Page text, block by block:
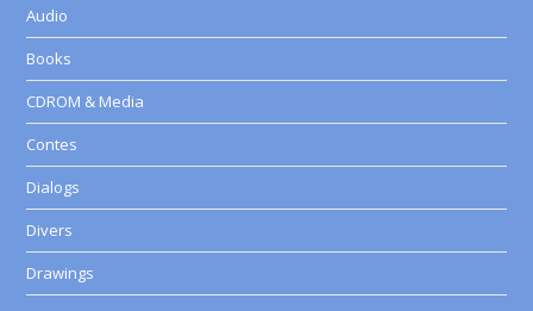
Audio
Books
CDROM & Media
Contes
Dialogs
Divers
Drawings